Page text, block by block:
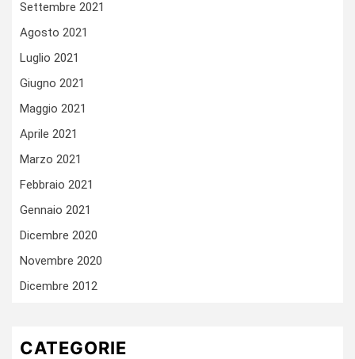
Settembre 2021
Agosto 2021
Luglio 2021
Giugno 2021
Maggio 2021
Aprile 2021
Marzo 2021
Febbraio 2021
Gennaio 2021
Dicembre 2020
Novembre 2020
Dicembre 2012
CATEGORIE